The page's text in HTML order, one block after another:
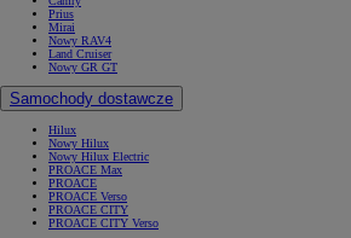
Prius
Mirai
Nowy RAV4
Land Cruiser
Nowy GR GT
Samochody dostawcze
Hilux
Nowy Hilux
Nowy Hilux Electric
PROACE Max
PROACE
PROACE Verso
PROACE CITY
PROACE CITY Verso